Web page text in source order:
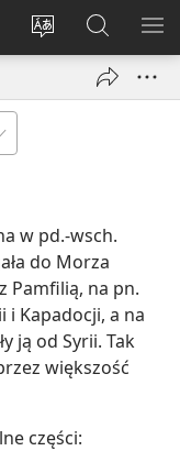
Wybór
Logowanie
(opens
Szukaj
na
JW.ORG
w pd.-wsch.
do Morza
Pamfilią, na pn.
i Kapadocji, a na
ją od Syrii. Tak
większość
części: